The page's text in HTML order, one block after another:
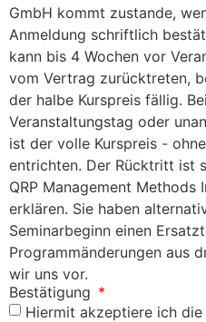
GmbH kommt zustande,
Anmeldung schriftlich
kann bis 4 Wochen vor
vom Vertrag zurücktreten,
der halbe Kurspreis fällig.
Veranstaltungstag oder
ist der volle Kurspreis -
entrichten. Der Rücktritt ist
QRP Management Methods
erklären. Sie haben
Seminarbeginn einen
Programmänderungen aus
wir uns vor.
Bestätigung
Hiermit akzeptiere ich die